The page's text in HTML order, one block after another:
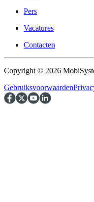
Pers
Vacatures
Contacten
Copyright © 2026
Gebruiksvoorwaarden